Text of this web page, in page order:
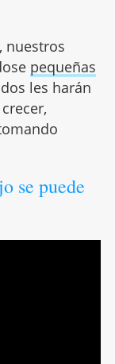
nuestros
pequeñas
les harán
se puede